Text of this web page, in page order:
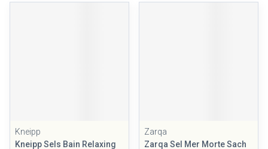
Kneipp
Kneipp Sels Bain Relaxing
Zarqa
Zarqa Sel Mer Morte Sach